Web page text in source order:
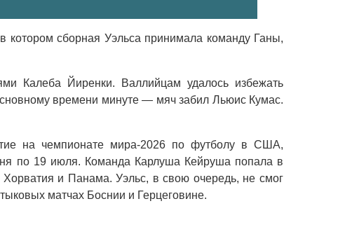
котором сборная Уэльса принимала команду Ганы,
Калеба Йиренки. Валлийцам удалось избежать
времени минуте — мяч забил Льюис Кумас.
на чемпионате мира-2026 по футболу в США,
по 19 июля. Команда Карлуша Кейруша попала в
Хорватия и Панама. Уэльс, в свою очередь, не смог
матчах Боснии и Герцеговине.